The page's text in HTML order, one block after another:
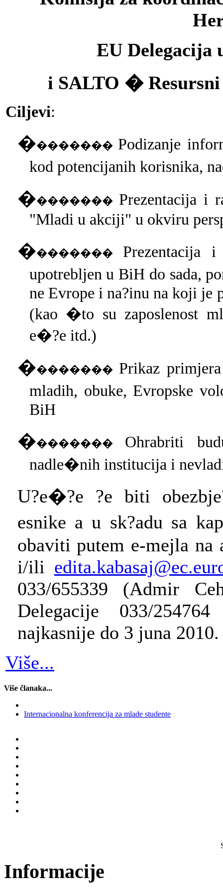
EU Delegacija
i SALTO � Resursni
Ciljevi:
�������� Podizanje
kod potencijanih korisnika,
�������� Prezentacija i
"Mladi u akciji" u okviru
�������� Prezentacija
upotrebljen u BiH do sada,
ne Evrope i na?inu na koji je
(kao �to su zaposlenost
e�?e itd.)
�������� Prikaz
mladih, obuke, Evropske
BiH
�������� Ohrabriti
nadle�nih institucija i
U?e�?e ?e biti
esnike a u sk?adu sa
obaviti putem e-mejla na
i/ili
033/655339 (Admir
Delegacije 033/
najkasnije do 3 juna 2010.
Više...
Više članaka...
Internacionalna konferencija za mlade studente
Informacije